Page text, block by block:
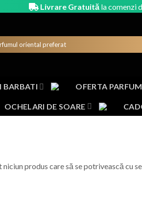
Livrare Gratuită la comenzi
BARBATI OFERTA
OCHELARI DE SOARE
produs care să se potrivească cu